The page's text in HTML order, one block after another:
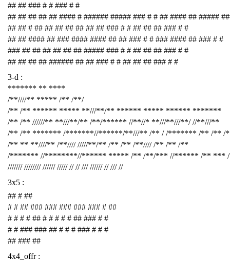
## ## ### # # ### # #
## ## ## ## ## #### # ###### ##### ### # # ## #### ## #####
## ## # ## ## ## ## ## ## ## ### # # ## ## ## ### # #
## ## #### ## ### #### #### ## ## ### # # ### #### ## ### # #
### ## ## ## ## ## ## ##### ### # # ## ## ## ### # #
## ## ## ## ###### ## ## ### # # ## ## ## ### # #
3-d :
******* ** ****
/**////** ***** /** /**/
/** /** ****** ***** **///**/** ****** ***** ****** *******
/** /** //////** **///**/** /**/****** //**//* **///**///**/ //**///**
/** /** ******* /*******//******/**///** /** / /******* /** /** /
/** ** **////** /**//// /////**/** /** /** /**//// /** /** /**
/******* //********//****** ***** /** /**/*** //****** /** ***
/////// //////// ////// ///// // // /// ////// // /// //
3x5 :
## # ##
# # ## ### ### ### ### ### # ##
# # # # ## # # # # # ## ### # #
# # ### ### ## # # # ### # # #
## ### ##
4x4_offr :